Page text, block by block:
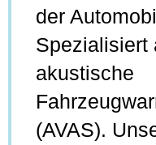
der
Spezialisiert
akustische
(AVAS).